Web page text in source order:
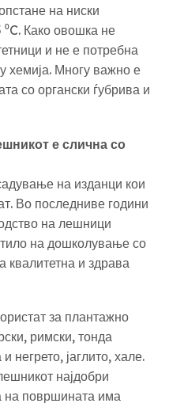
на ниски
Како овошка не
и не е потребна
хемија. Многу важно е
со органски ѓубрива и
е слична со
на изданци кои
Во последниве години
на лешници
на дошколување со
квалитетна и здрава
за плантажно
римски, тонда
негрето, јаглито, хале.
најдобри
на површината има